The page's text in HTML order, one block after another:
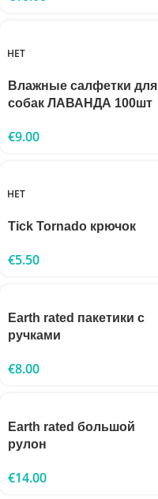
НЕТ
Влажные салфетки для
собак ЛАВАНДА 100шт
€9.00
НЕТ
Tick Tornado крючок
€5.50
Earth rated пакетики с
ручками
€8.00
Earth rated большой
рулон
€14.00